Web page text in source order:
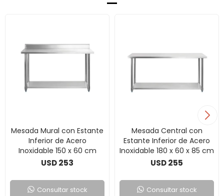
Mesada Mural con Estante
Inferior de Acero
Inoxidable 150 x 60 cm
USD253
Consultar stock
Mesada Central con
Estante Inferior de Acero
Inoxidable 180 x 60 x 85 cm
USD255
Consultar stock